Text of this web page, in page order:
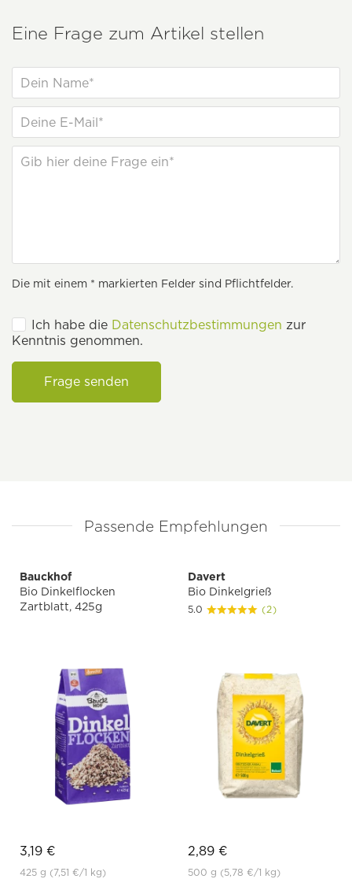
Eine Frage zum Artikel stellen
Die mit einem * markierten Felder sind Pflichtfelder.
Ich habe die Datenschutzbestimmungen zur
Kenntnis genommen.
Frage senden
Passende Empfehlungen
Bauckhof
Bio Dinkelflocken
Zartblatt, 425g
3,19 €
425 g (7,51 €/1 kg)
Davert
Bio Dinkelgrieß
5.0 (2)
2,89 €
500 g (5,78 €/1 kg)